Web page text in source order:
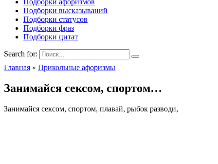
Подборки афоризмов
Подборки высказываний
Подборки статусов
Подборки фраз
Подборки цитат
Search for:
Главная » Прикольные афоризмы
Занимайся сексом, спортом…
Занимайся сексом, спортом, плавай, рыбок разводи,